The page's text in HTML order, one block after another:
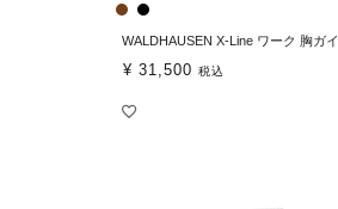
WALDHAUSEN X-Line ワーク 胸ガイ
¥ 31,500 税込